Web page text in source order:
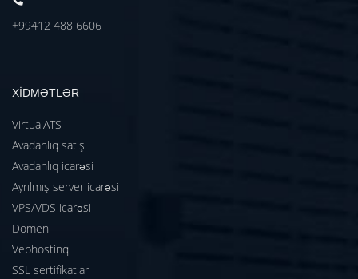
+99412 488 6606
XİDMƏTLƏR
VirtualATS
Avadanlıq satışı
Avadanlıq icarəsi
Ayrılmış server icarəsi
VPS/VDS icarəsi
Domen
Vebhostinq
SSL sertifikatlar